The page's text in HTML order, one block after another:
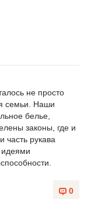
не просто
семьи. Наши
белье,
законы, где и
часть рукава
0